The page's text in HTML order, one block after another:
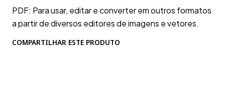
PDF: Para usar, editar e converter em outros formatos
a partir de diversos editores de imagens e vetores.
COMPARTILHAR ESTE PRODUTO